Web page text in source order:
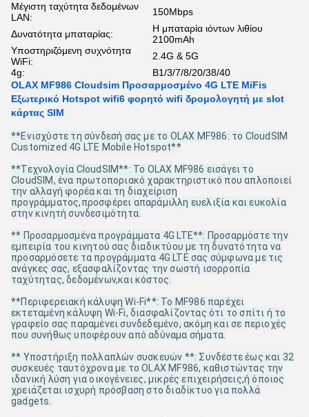
Μέγιστη ταχύτητα δεδομένων
LAN:
150Mbps
Δυνατότητα μπαταρίας:
Η μπαταρία ιόντων λιθίου
2100mAh
Υποστηριζόμενη συχνότητα
WiFi:
2.4G & 5G
4g:
Β1/3/7/8/20/38/40
OLAX MF986 Cloudsim Προσαρμοσμένο 4G LTE MiFis
Εξωτερικό Hotspot wifi6 φορητό wifi δρομολογητή με slot
κάρτας SIM
**Ενισχύστε τη σύνδεσή σας με το OLAX MF986: το CloudSIM
Customized 4G LTE Mobile Hotspot**
**Τεχνολογία CloudSIM**: Το OLAX MF986 εισάγει το
CloudSIM, ένα πρωτοποριακό χαρακτηριστικό που απλοποιεί
την αλλαγή φορέα και τη διαχείριση
προγράμματος,προσφέρει απαράμιλλη ευελιξία και ευκολία
στην κινητή συνδεσιμότητα.
** Προσαρμοσμένα προγράμματα 4G LTE**: Προσαρμόστε την
εμπειρία του κινητού σας διαδικτύου με τη δυνατότητα να
προσαρμόσετε τα προγράμματα 4G LTE σας σύμφωνα με τις
ανάγκες σας, εξασφαλίζοντας την σωστή ισορροπία
ταχύτητας, δεδομένων,και κόστος.
**Περιφερειακή κάλυψη Wi-Fi**: Το MF986 παρέχει
εκτεταμένη κάλυψη Wi-Fi, διασφαλίζοντας ότι το σπίτι ή το
γραφείο σας παραμένει συνδεδεμένο, ακόμη και σε περιοχές
που συνήθως υποφέρουν από αδύναμα σήματα.
** Υποστήριξη πολλαπλών συσκευών **: Συνδέστε έως και 32
συσκευές ταυτόχρονα με το OLAX MF986, καθιστώντας την
ιδανική λύση για οικογένειες, μικρές επιχειρήσεις,ή όποιος
χρειάζεται ισχυρή πρόσβαση στο διαδίκτυο για πολλά
gadgets.